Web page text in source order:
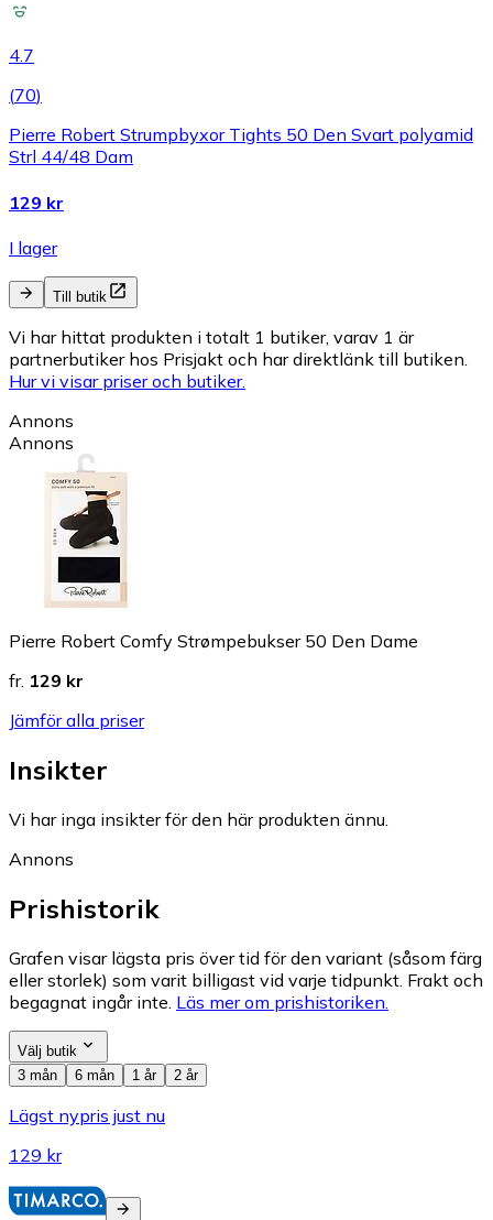
4.7
(70)
Pierre Robert Strumpbyxor Tights 50 Den Svart polyamid
Strl 44/48 Dam
129 kr
I lager
Till butik
Vi har hittat produkten i totalt 1 butiker, varav 1 är
partnerbutiker hos Prisjakt och har direktlänk till butiken.
Hur vi visar priser och butiker.
Annons
Annons
Pierre Robert Comfy Strømpebukser 50 Den Dame
fr. 129 kr
Jämför alla priser
Insikter
Vi har inga insikter för den här produkten ännu.
Annons
Prishistorik
Grafen visar lägsta pris över tid för den variant (såsom färg
eller storlek) som varit billigast vid varje tidpunkt. Frakt och
begagnat ingår inte. Läs mer om prishistoriken.
Välj butik
3 mån
6 mån 1 år 2 år
Lägst nypris just nu
129 kr